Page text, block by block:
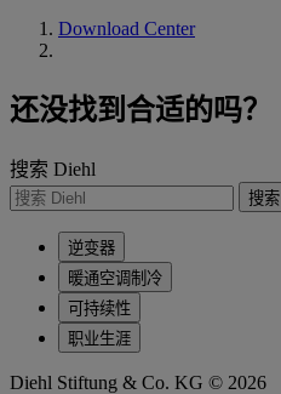
Download Center
还没找到合适的吗？
搜索 Diehl
搜索
逆变器
暖通空调制冷
可持续性
职业生涯
Diehl Stiftung & Co. KG © 2026